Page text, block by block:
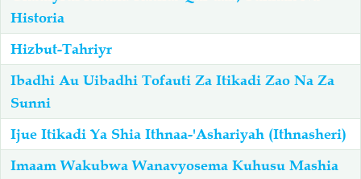
Salaf Wa Ummah Firaq-Makundi
Fiqh-Ibaadah
Fataawa Za Ulamaa
Akhlaaq-Aadaab Raqaaiq
Historia
Hizbut-Tahriyr
Ibadhi Au Uibadhi Tofauti Za Itikadi Zao Na Za
Sunni
Ijue Itikadi Ya Shia Ithnaa-'Ashariyah (Ithnasheri)
Imaam Wakubwa Wanavyosema Kuhusu Mashia